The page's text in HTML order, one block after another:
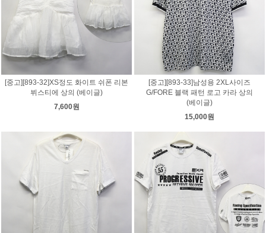
[중고][893-32]XS정도 화이트 쉬폰 리본
뷔스티에 상의 (베이글)
7,600원
[중고][893-33]남성용 2XL사이즈
G/FORE 블랙 패턴 로고 카라 상의
(베이글)
15,000원